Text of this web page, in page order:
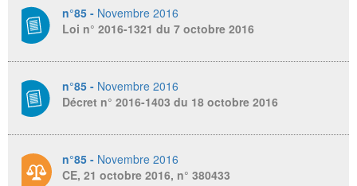
n°85 - Novembre 2016
Loi n° 2016-1321 du 7 octobre 2016
n°85 - Novembre 2016
Décret n° 2016-1403 du 18 octobre 2016
n°85 - Novembre 2016
CE, 21 octobre 2016, n° 380433